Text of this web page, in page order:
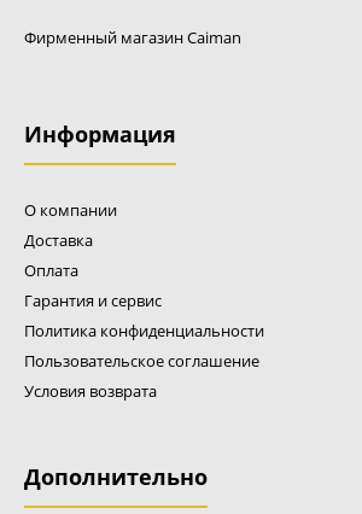
Фирменный магазин Caiman
Информация
О компании
Доставка
Оплата
Гарантия и сервис
Политика конфиденциальности
Пользовательское соглашение
Условия возврата
Дополнительно